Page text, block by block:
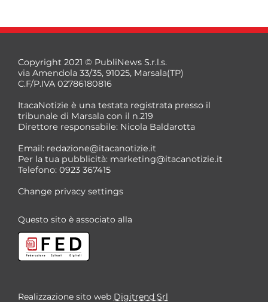
Copyright 2021 © PubliNews S.r.l.s.
via Amendola 33/35, 91025, Marsala(TP)
C.F/P.IVA 02786180816
ItacaNotizie è una testata registrata presso il
tribunale di Marsala con il n.219
Direttore responsabile: Nicola Baldarotta
Email: redazione@itacanotizie.it
Per la tua pubblicità: marketing@itacanotizie.it
Telefono: 0923 367415
Change privacy settings
Questo sito è associato alla
Realizzazione sito web Digitrend Srl